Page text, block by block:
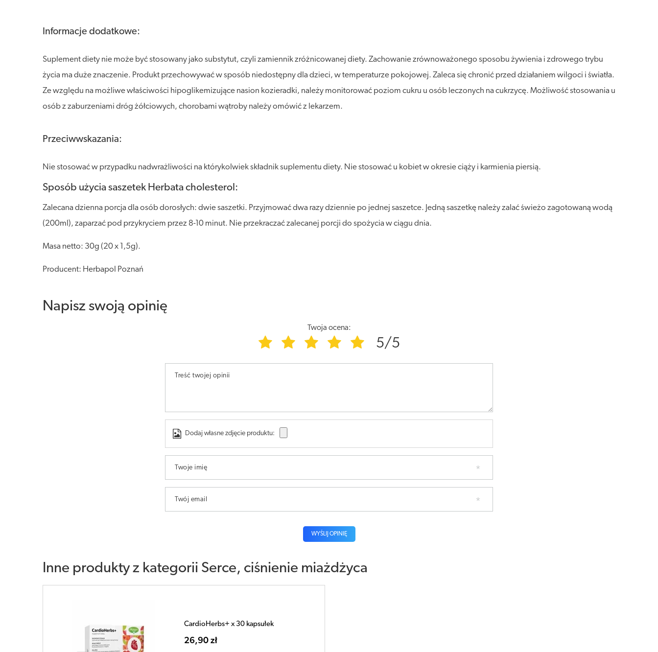
Informacje dodatkowe:
Suplement diety nie może być stosowany jako substytut, czyli zamiennik zróżnicowanej diety. Zachowanie zrównoważonego sposobu żywienia i zdrowego trybu
życia ma duże znaczenie. Produkt przechowywać w sposób niedostępny dla dzieci, w temperaturze pokojowej. Zaleca się chronić przed działaniem wilgoci i światła.
Ze względu na możliwe właściwości hipoglikemizujące nasion kozieradki, należy monitorować poziom cukru u osób leczonych na cukrzycę. Możliwość stosowania u
osób z zaburzeniami dróg żółciowych, chorobami wątroby należy omówić z lekarzem.
Przeciwwskazania:
Nie stosować w przypadku nadwrażliwości na którykolwiek składnik suplementu diety. Nie stosować u kobiet w okresie ciąży i karmienia piersią.
Sposób użycia saszetek Herbata cholesterol:
Zalecana dzienna porcja dla osób dorosłych: dwie saszetki. Przyjmować dwa razy dziennie po jednej saszetce. Jedną saszetkę należy zalać świeżo zagotowaną wodą
(200ml), zaparzać pod przykryciem przez 8-10 minut. Nie przekraczać zalecanej porcji do spożycia w ciągu dnia.
Masa netto: 30g (20 x 1,5g).
Producent: Herbapol Poznań
Napisz swoją opinię
Twoja ocena:
5/5
Treść twojej opinii
Dodaj własne zdjęcie produktu:
Twoje imię
Twój email
WYŚLIJ OPINIĘ
Inne produkty z kategorii Serce, ciśnienie miażdżyca
CardioHerbs+ x 30 kapsułek
26,90 zł